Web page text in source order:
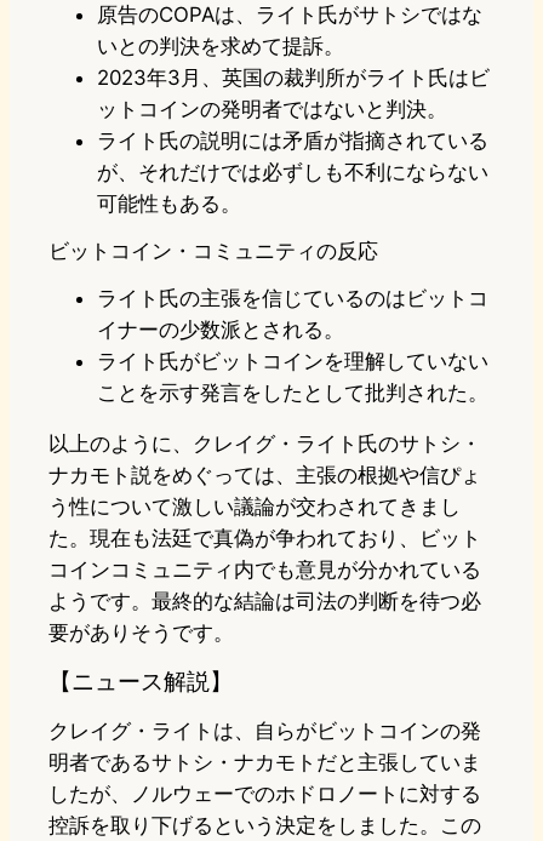
原告のCOPAは、ライト氏がサトシではな
いとの判決を求めて提訴。
2023年3月、英国の裁判所がライト氏はビ
ットコインの発明者ではないと判決。
ライト氏の説明には矛盾が指摘されている
が、それだけでは必ずしも不利にならない
可能性もある。
ビットコイン・コミュニティの反応
ライト氏の主張を信じているのはビットコ
イナーの少数派とされる。
ライト氏がビットコインを理解していない
ことを示す発言をしたとして批判された。
以上のように、クレイグ・ライト氏のサトシ・
ナカモト説をめぐっては、主張の根拠や信ぴょ
う性について激しい議論が交わされてきまし
た。現在も法廷で真偽が争われており、ビット
コインコミュニティ内でも意見が分かれている
ようです。最終的な結論は司法の判断を待つ必
要がありそうです。
【ニュース解説】
クレイグ・ライトは、自らがビットコインの発
明者であるサトシ・ナカモトだと主張していま
したが、ノルウェーでのホドロノートに対する
控訴を取り下げるという決定をしました。この